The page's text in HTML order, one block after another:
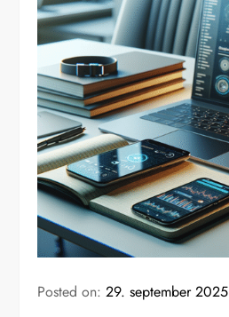
Posted on:29. september 2025